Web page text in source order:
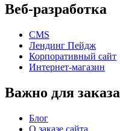
Веб-разработка
CMS
Лендинг Пейдж
Корпоративный сайт
Интернет-магазин
Важно для заказа
Блог
О заказе сайта